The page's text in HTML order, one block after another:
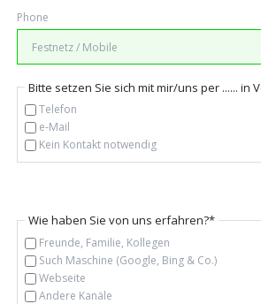
Phone
Pflichtfeld
Bitte setzen Sie sich mit mir/uns per ...... in
Telefon
e-Mail
Kein Kontakt notwendig
Pflichtfeld
Wie haben Sie von uns erfahren?*
Freunde, Familie, Kollegen
Such Maschine (Google, Bing & Co.)
Webseite
Andere Kanäle